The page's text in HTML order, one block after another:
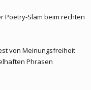
Poetry-Slam beim rechten
von Meinungsfreiheit
Phrasen